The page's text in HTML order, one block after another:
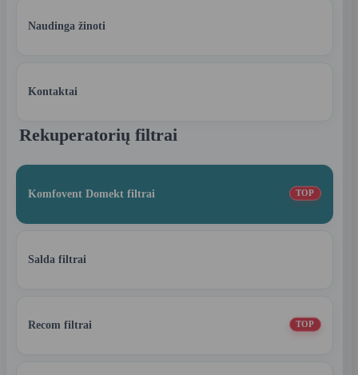
Naudinga žinoti
Kontaktai
Rekuperatorių filtrai
Komfovent Domekt filtrai TOP
Salda filtrai
Recom filtrai TOP